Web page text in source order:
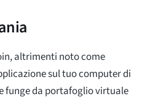
altrimenti noto come
sul tuo computer di
funge da portafoglio virtuale